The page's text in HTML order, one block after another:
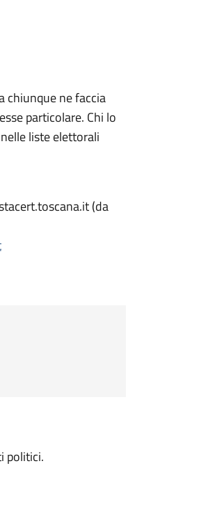
chiunque ne faccia
particolare. Chi lo
liste elettorali
(da
politici.